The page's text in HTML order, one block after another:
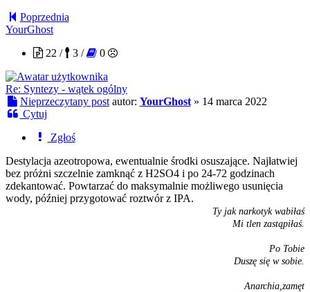
Poprzednia
YourGhost
22 /
3 / 0
Re: Syntezy - wątek ogólny
Nieprzeczytany post autor: YourGhost» 14 marca 2022
Cytuj
Zgłoś
Destylacja azeotropowa, ewentualnie środki osuszające. Najłatwiej
bez próżni szczelnie zamknąć z H2SO4 i po 24-72 godzinach
zdekantować. Powtarzać do maksymalnie możliwego usunięcia
wody, później przygotować roztwór z IPA.
Ty jak narkotyk wabiłaś
Mi tlen zastąpiłaś.
Po Tobie
Duszę się w sobie.
Anarchia,zamęt